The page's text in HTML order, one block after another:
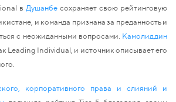
в Душанбе сохраняет свою рейтинговую
и команда признаназа преданность и
с неожиданными вопросами. Камолиддин
Leading Individual, и источник описывает его
корпоративного права и слияний и